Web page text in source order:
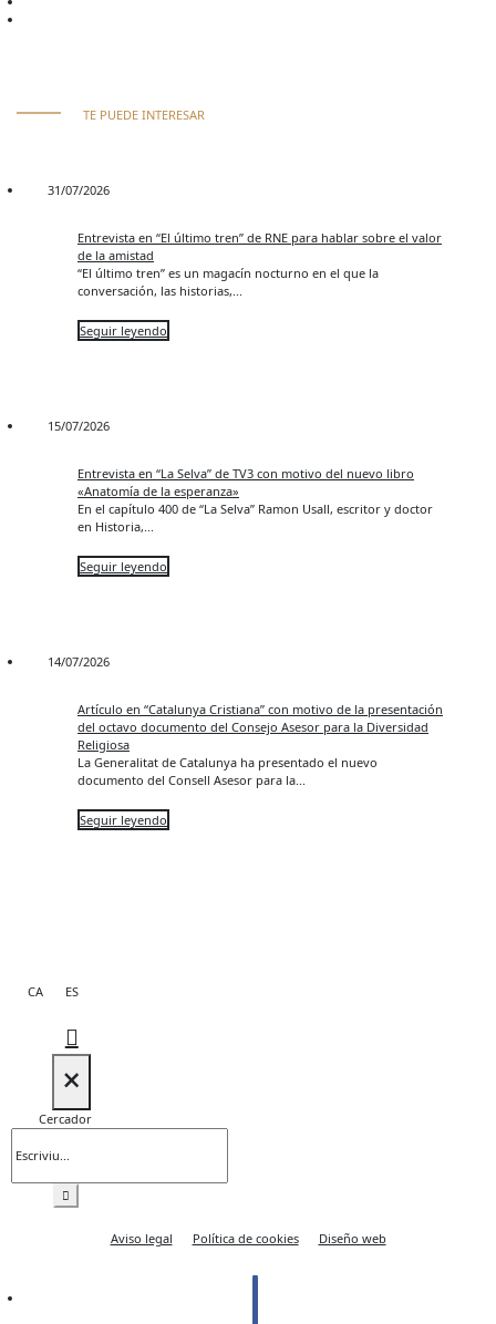
TE PUEDE INTERESAR
31/07/2026
Entrevista en “El último tren” de RNE para hablar sobre el valor
de la amistad
“El último tren” es un magacín nocturno en el que la
conversación, las historias,...
Seguir leyendo
15/07/2026
Entrevista en “La Selva” de TV3 con motivo del nuevo libro
«Anatomía de la esperanza»
En el capítulo 400 de “La Selva” Ramon Usall, escritor y doctor
en Historia,...
Seguir leyendo
14/07/2026
Artículo en “Catalunya Cristiana” con motivo de la presentación
del octavo documento del Consejo Asesor para la Diversidad
Religiosa
La Generalitat de Catalunya ha presentado el nuevo
documento del Consell Asesor para la...
Seguir leyendo
CA ES
×
Cercador
Aviso legal Política de cookies Diseño web